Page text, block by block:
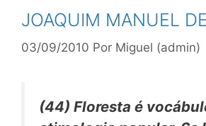
JOAQUIM MANUEL
03/09/2010 Por Miguel (admin)
(44) Floresta é